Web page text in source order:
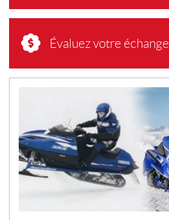
Évaluez votre échange
V
E
L
L